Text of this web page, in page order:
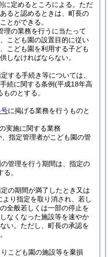
定めるところによる。 ただ
ると認めるときは、町長の
とができる。
理の業務を行うに当たって
こども園の設置目的に従い
こども園を利用する子ども
しなければならない。
する手続き等については、
続に関する条例(平成18年高
のとする。
に掲げる業務を行うものと
実施に関する業務
指定管理者がこども園の管
管理を行う期間は、指定の
。
の期間が満了したとき又は
り指定を取り消され、若し
全般若しくは一部の停止を
なくなった施設等を速やか
い。 ただし、町長の承認を
こども園の施設等を棄損